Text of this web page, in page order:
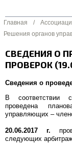
Главная /
Решения органов
СВЕДЕНИЯ О
ПРОВЕРОК
Сведения о
В соответствии
проведена
управляющих –
20.06.2017 г.
следующих